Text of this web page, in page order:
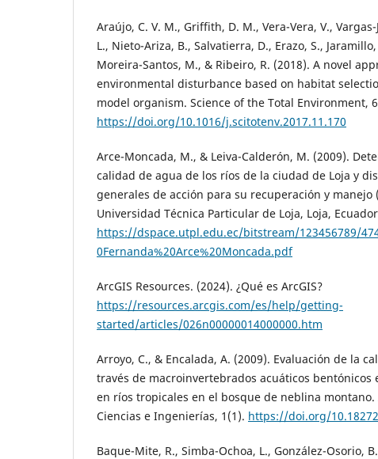
Araújo, C. V. M., Griffith, D. M., Vera-Vera, V.,
L., Nieto-Ariza, B., Salvatierra, D., Erazo, S., Jaramillo,
Moreira-Santos, M., & Ribeiro, R. (2018). A novel
environmental disturbance based on habitat
model organism. Science of the Total Environment,
https://doi.org/10.1016/j.scitotenv.2017.11.170
Arce-Moncada, M., & Leiva-Calderón, M. (2009).
calidad de agua de los ríos de la ciudad de Loja y
generales de acción para su recuperación y manejo
Universidad Técnica Particular de Loja, Loja,
https://dspace.utpl.edu.ec/bitstream/123456789/
0Fernanda%20Arce%20Moncada.pdf
ArcGIS Resources. (2024). ¿Qué es ArcGIS?
https://resources.arcgis.com/es/help/getting-
started/articles/026n00000014000000.htm
Arroyo, C., & Encalada, A. (2009). Evaluación de la
través de macroinvertebrados acuáticos bentónicos
en ríos tropicales en el bosque de neblina montano.
Ciencias e Ingenierías, 1(1). https://doi.org/
Baque-Mite, R., Simba-Ochoa, L., González-Osorio,